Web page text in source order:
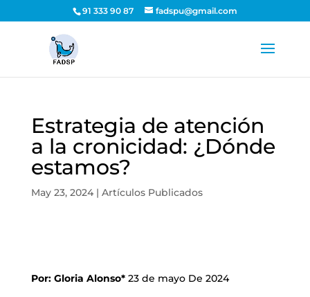
91 333 90 87 fadspu@gmail.com
Estrategia de atención
a la cronicidad: ¿Dónde
estamos?
May 23, 2024| Artículos Publicados
Por: Gloria Alonso* 23 de mayo De 2024